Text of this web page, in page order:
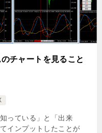
チャートを見ること
っている」と「出来
インプットしたことが